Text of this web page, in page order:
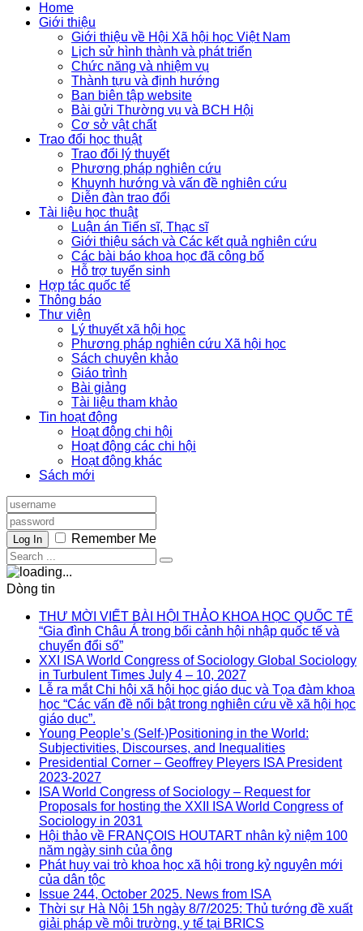
Home
Giới thiệu
Giới thiệu về Hội Xã hội học Việt Nam
Lịch sử hình thành và phát triển
Chức năng và nhiệm vụ
Thành tựu và định hướng
Ban biên tập website
Bài gửi Thường vụ và BCH Hội
Cơ sở vật chất
Trao đổi học thuật
Trao đổi lý thuyết
Phương pháp nghiên cứu
Khuynh hướng và vấn đề nghiên cứu
Diễn đàn trao đổi
Tài liệu học thuật
Luận án Tiến sĩ, Thạc sĩ
Giới thiệu sách và Các kết quả nghiên cứu
Các bài báo khoa học đã công bố
Hỗ trợ tuyển sinh
Hợp tác quốc tế
Thông báo
Thư viện
Lý thuyết xã hội học
Phương pháp nghiên cứu Xã hội học
Sách chuyên khảo
Giáo trình
Bài giảng
Tài liệu tham khảo
Tin hoạt động
Hoạt động chi hội
Hoạt động các chi hội
Hoạt động khác
Sách mới
Log In Remember Me
Dòng tin
THƯ MỜI VIẾT BÀI HỘI THẢO KHOA HỌC QUỐC TẾ
“Gia đình Châu Á trong bối cảnh hội nhập quốc tế và
chuyển đổi số”
XXI ISA World Congress of Sociology Global Sociology
in Turbulent Times July 4 – 10, 2027
Lễ ra mắt Chi hội xã hội học giáo dục và Tọa đàm khoa
học “Các vấn đề nổi bật trong nghiên cứu về xã hội học
giáo dục”.
Young People’s (Self-)Positioning in the World:
Subjectivities, Discourses, and Inequalities
Presidential Corner – Geoffrey Pleyers ISA President
2023-2027
ISA World Congress of Sociology – Request for
Proposals for hosting the XXII ISA World Congress of
Sociology in 2031
Hội thảo về FRANÇOIS HOUTART nhân kỷ niệm 100
năm ngày sinh của ông
Phát huy vai trò khoa học xã hội trong kỷ nguyên mới
của dân tộc
Issue 244, October 2025. News from ISA
Thời sự Hà Nội 15h ngày 8/7/2025: Thủ tướng đề xuất
giải pháp về môi trường, y tế tại BRICS